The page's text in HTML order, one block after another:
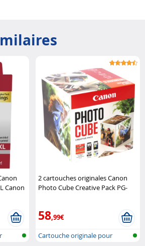
Canon
2 cartouches originales Canon
Photo Cube Creative Pack PG-
58,99€
Cartouche originale pour